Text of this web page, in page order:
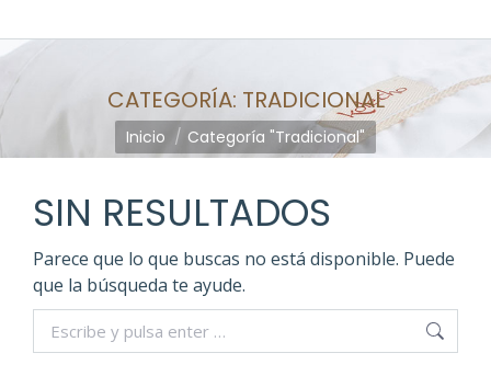
CATEGORÍA: TRADICIONAL
Estás aquí:
Inicio Categoría "Tradicional"
SIN RESULTADOS
Parece que lo que buscas no está disponible. Puede
que la búsqueda te ayude.
Buscar: